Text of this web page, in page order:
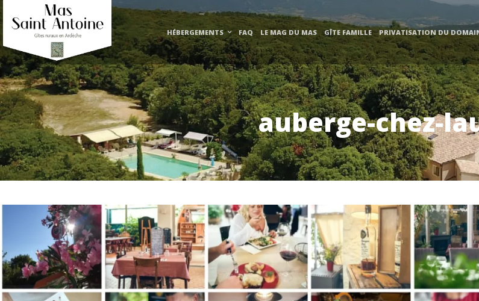
HÉBERGEMENTS FAQ LE MAG DU MAS GÎTE FAMILLE PRIVATISATION DU
auberge-chez-